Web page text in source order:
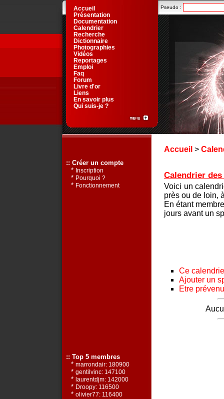
Accueil >
Calendrier
Voici un
près ou de loin,
En étant
jours avant un
Ce
Ajouter un
Etre
Pseudo :
Accueil
Présentation
Documentation
Calendrier
Recherche
Dictionnaire
Photographies
Vidéos
Reportages
Emploi
Faq
Forum
Livre d'or
Liens
En savoir plus
Qui suis-je ?
:: Créer un compte
* Inscription
* Pourquoi ?
* Fonctionnement
:: Top 5 membres
* marrondair: 180900
* gentilvinc: 147100
* laurentdjm: 142000
* Droopy: 116500
* olivier77: 116400